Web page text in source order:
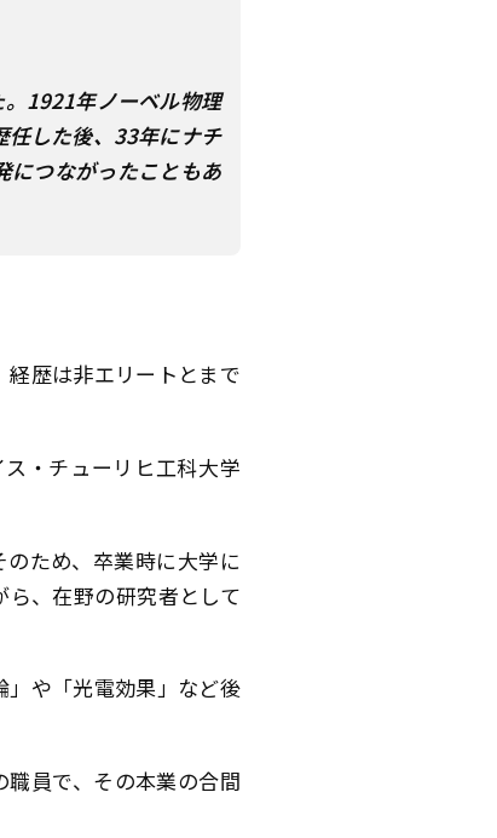
1921年ノーベル物理
任した後、33年にナチ
につながったこともあ
歴は非エリートとまで
・チューリヒ工科大学
ため、卒業時に大学に
、在野の研究者として
」や「光電効果」など後
員で、その本業の合間